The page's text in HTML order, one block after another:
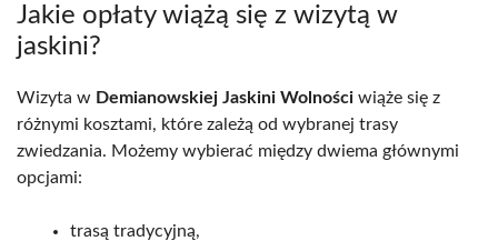
Jakie opłaty wiążą się z wizytą w
jaskini?
Wizyta w Demianowskiej Jaskini Wolności wiąże się z
różnymi kosztami, które zależą od wybranej trasy
zwiedzania. Możemy wybierać między dwiema głównymi
opcjami:
trasą tradycyjną,